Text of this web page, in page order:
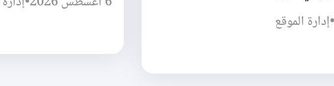
•إدارة الموقع